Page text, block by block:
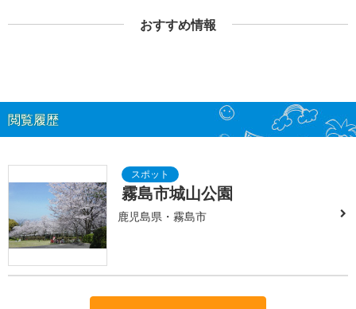
おすすめ情報
閲覧履歴
霧島市城山公園
鹿児島県・霧島市